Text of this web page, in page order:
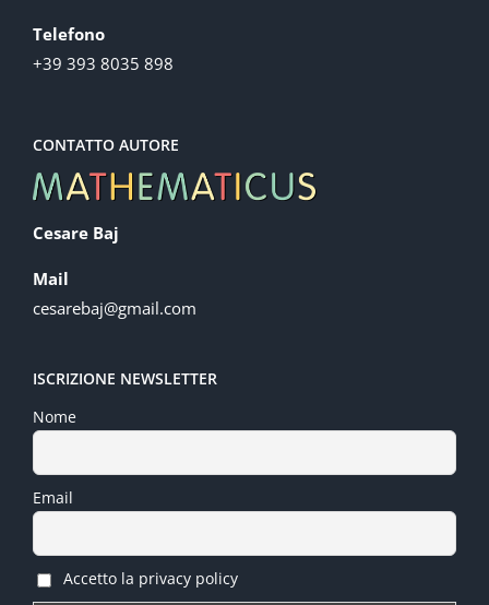
Telefono
+39 393 8035 898
CONTATTO AUTORE
Cesare Baj
Mail
cesarebaj@gmail.com
ISCRIZIONE NEWSLETTER
Nome
Email
Accetto la privacy policy